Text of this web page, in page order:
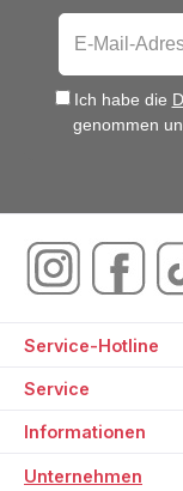
Ich habe die
genommen
Service-Hotline
Service
Informationen
Unternehmen